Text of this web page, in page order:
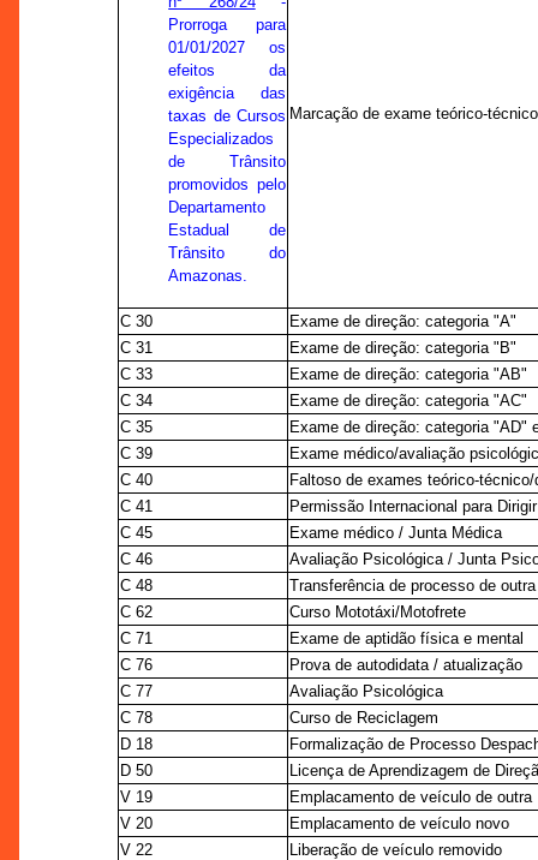
Prorroga para
01/01/2027 os
efeitos da
exigência das
taxas de Cursos
Especializados
de Trânsito
promovidos pelo
Departamento
Estadual de
Trânsito do
Amazonas.
Marcação de exame teórico-técnico
C 30
Exame de direção: categoria "A"
C 31
Exame de direção: categoria "B"
C 33
Exame de direção: categoria "AB"
C 34
Exame de direção: categoria "AC"
C 35
Exame de direção: categoria "AD"
C 39
Exame médico/avaliação
C 40
Faltoso de exames teórico-
C 41
Permissão Internacional para
C 45
Exame médico / Junta Médica
C 46
Avaliação Psicológica / Junta
C 48
Transferência de processo de
C 62
Curso Mototáxi/Motofrete
C 71
Exame de aptidão física e mental
C 76
Prova de autodidata / atualização
C 77
Avaliação Psicológica
C 78
Curso de Reciclagem
D 18
Formalização de Processo
D 50
Licença de Aprendizagem de
V 19
Emplacamento de veículo de outra
V 20
Emplacamento de veículo novo
V 22
Liberação de veículo removido